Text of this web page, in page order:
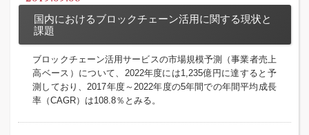
国内におけるブロックチェーン活用に関する現状と
課題
ブロックチェーン活用サービスの市場規模予測（事業者売上
高ベース）について、2022年度には1,235億円に達すると予
測しており、2017年度～2022年度の5年間での年間平均成長
率（CAGR）は108.8％とみる。